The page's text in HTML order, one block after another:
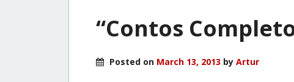
“Contos
Posted on March 13, 2013 by Artur